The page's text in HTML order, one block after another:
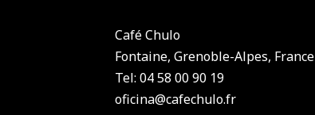
Café Chulo
Fontaine, Grenoble-Alpes, France
Tel: 04 58 00 90 19
oficina@cafechulo.fr